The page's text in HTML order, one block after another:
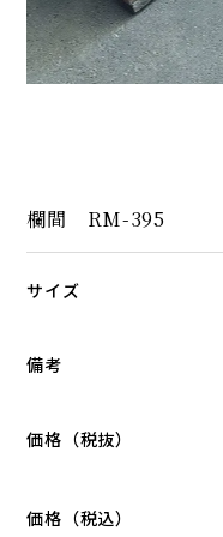
欄間 RM-395
サイズ
備考
価格（税抜）
価格（税込）